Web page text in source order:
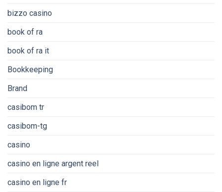
bizzo casino
book of ra
book of ra it
Bookkeeping
Brand
casibom tr
casibom-tg
casino
casino en ligne argent reel
casino en ligne fr